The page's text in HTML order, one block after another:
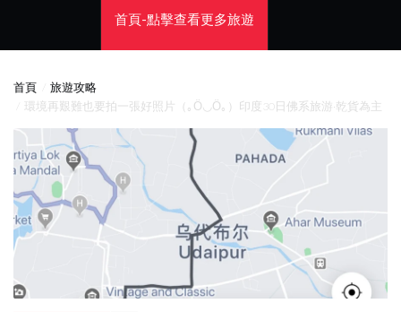
海
島
南
亞
日
韓
首頁-點擊查看更多旅遊
首頁
旅遊攻略
環境再艱難也要拍一張好照片（｡Ӧ◡Ӧ｡）印度30日佛系旅游·乾貨為主